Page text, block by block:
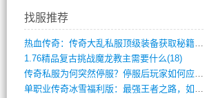
找服推荐
热血传奇：传奇大乱私服顶级装备获取秘籍(887)
1.76精品复古挑战魔龙教主需要什么(18)
传奇私服为何突然停服？停服后玩家如何应对(744)
单职业传奇冰雪福利版：最强王者之路，如何(659)